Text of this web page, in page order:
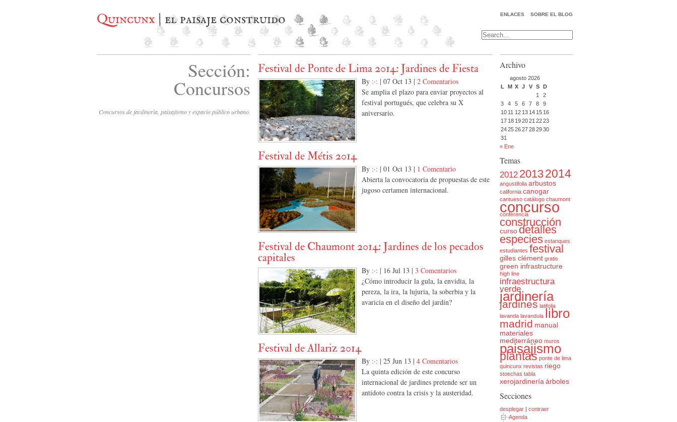
SOBRE EL BLOG
ENLACES
Quincunx | el paisaje construido
Sección:
Concursos
Concursos de jardinería, paisajismo y espacio público urbano.
Festival de Ponte de Lima 2014: Jardines de Fiesta
By :·: | 07 Oct 13 | 2 Comentarios
Se amplia el plazo para enviar proyectos al
festival portugués, que celebra su X
aniversario.
Festival de Métis 2014
By :·: | 01 Oct 13 | 1 Comentario
Abierta la convocatoria de propuestas de este
jugoso certamen internacional.
Festival de Chaumont 2014: Jardines de los pecados
capitales
By :·: | 16 Jul 13 | 3 Comentarios
¿Cómo introducir la gula, la envidia, la
pereza, la ira, la lujuria, la soberbia y la
avaricia en el diseño del jardín?
Festival de Allariz 2014
By :·: | 25 Jun 13 | 4 Comentarios
La quinta edición de este concurso
internacional de jardines pretende ser un
antídoto contra la crisis y la austeridad.
Archivo
agosto 2026
L
M X J V S D
1
2
3
4 5 6 7 8
9
10 11 12 13 14 15 16
17 18 192021 2223
24252627282930
31
« Ene
Temas
2012 20132014
angustifolia arbustos
california canogar
cantueso catálogo chaumont
concurso
conferencia
construcción
cursodetalles
especies estanques
estudiantes festival
gilles clément gratis
green infrastructure
high line
infraestructura
verde
jardinería
jardines latifolia
lavanda lavandula libro
madrid manual
materiales
mediterráneo muros
paisajismo
plantas ponte de lima
quincunx revistas riego
stoechas tabla
xerojardinería árboles
Secciones
desplegar | contraer
Agenda